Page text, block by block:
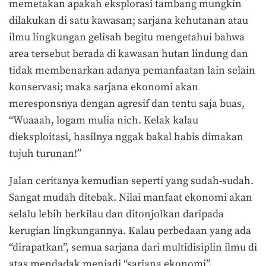
memetakan apakah eksplorasi tambang mungkin
dilakukan di satu kawasan; sarjana kehutanan atau
ilmu lingkungan gelisah begitu mengetahui bahwa
area tersebut berada di kawasan hutan lindung dan
tidak membenarkan adanya pemanfaatan lain selain
konservasi; maka sarjana ekonomi akan
meresponsnya dengan agresif dan tentu saja buas,
“Wuaaah, logam mulia nich. Kelak kalau
dieksploitasi, hasilnya nggak bakal habis dimakan
tujuh turunan!”
Jalan ceritanya kemudian seperti yang sudah-sudah.
Sangat mudah ditebak. Nilai manfaat ekonomi akan
selalu lebih berkilau dan ditonjolkan daripada
kerugian lingkungannya. Kalau perbedaan yang ada
“dirapatkan”, semua sarjana dari multidisiplin ilmu di